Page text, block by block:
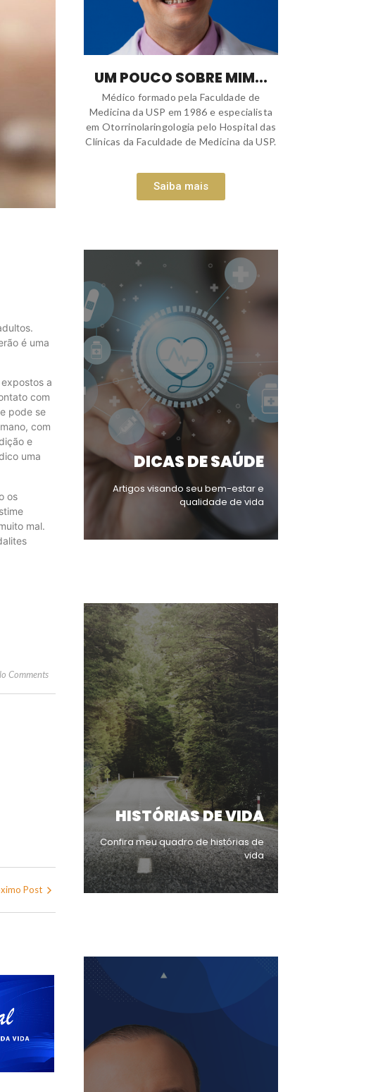
é uma
a
com
pode se
com
e
uma
os
mal.
Comments
Post
UM POUCO SOBRE MIM...
Médico formado pela Faculdade de
Medicina da USP em 1986 e especialista
em Otorrinolaringologia pelo Hospital das
Clínicas da Faculdade de Medicina da USP.
Saiba mais
DICAS DE SAÚDE
Artigos visando seu bem-estar e
qualidade de vida
HISTÓRIAS DE VIDA
Confira meu quadro de histórias de
vida